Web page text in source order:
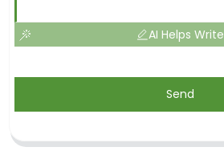
AI Helps Write
Send